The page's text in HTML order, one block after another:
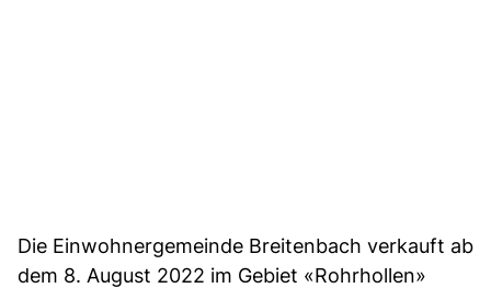
Die Einwohnergemeinde Breitenbach verkauft ab
dem 8. August 2022 im Gebiet «Rohrhollen»